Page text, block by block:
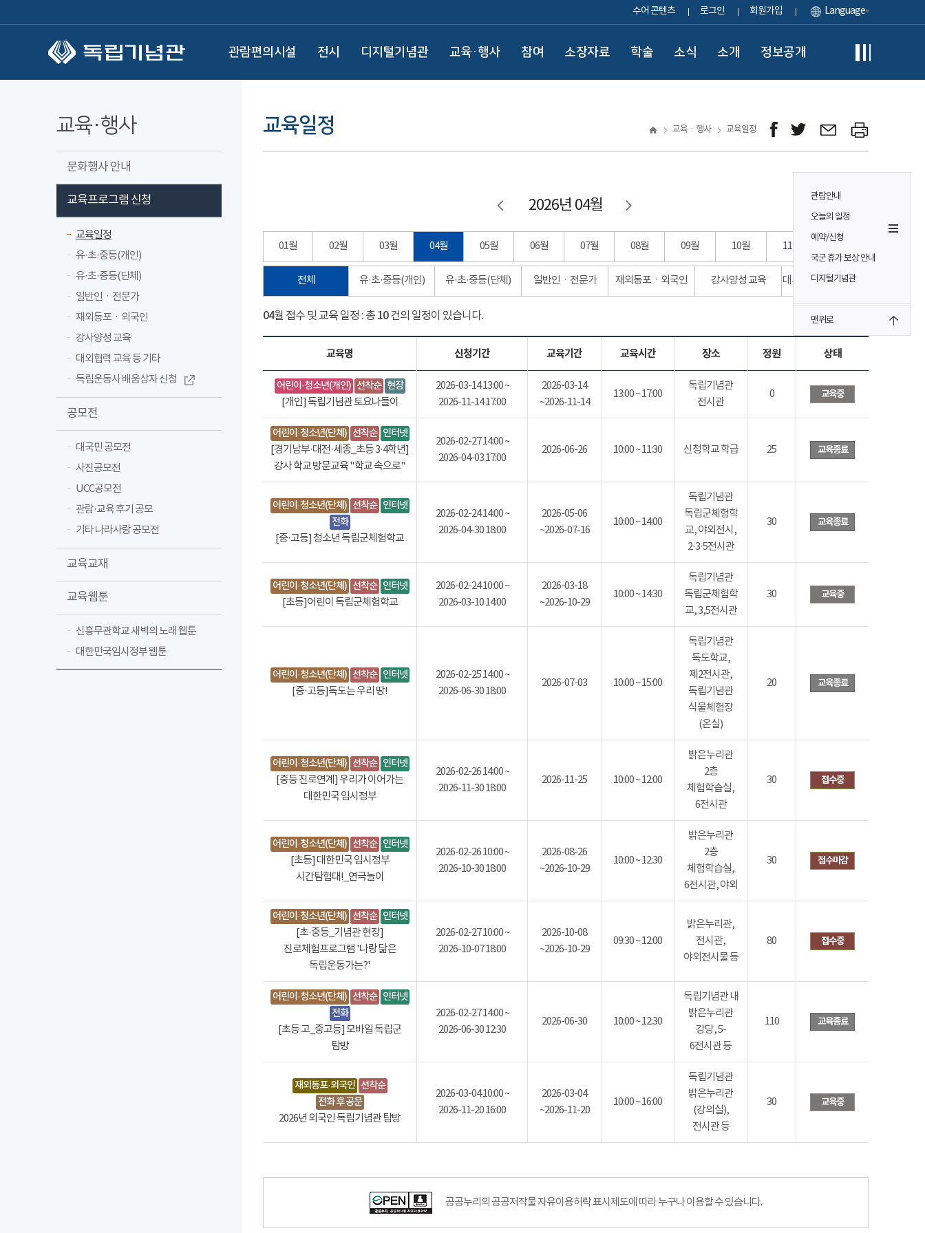
수어 콘텐츠 로그인 회원가입 Language
관람편의시설 전시 디지털기념관 교육·행사 참여 소장자료 학술 소식 소개 정보공개
관람안내
오늘의 일정
예약/신청
국군 휴가 보상 안내
디지털기념관
맨위로
교육·행사
문화행사 안내
교육프로그램 신청
교육일정
유·초·중등(개인)
유·초·중등(단체)
일반인ㆍ전문가
재외동포ㆍ외국인
강사양성 교육
대외협력 교육 등 기타
독립운동사 배움상자 신청
공모전
대국민 공모전
사진공모전
UCC공모전
관람·교육 후기 공모
기타 나라사랑 공모전
교육교재
교육웹툰
신흥무관학교 새벽의 노래 웹툰
대한민국임시정부 웹툰
교육일정 교육ㆍ행사 교육일정
2026년 04월
01월 02월 03월 04월 05월 06월 07월 08월 09월 10월 11월
전체 유·초·중등(개인) 유·초·중등(단체) 일반인ㆍ전문가 재외동포ㆍ외국인 강사양성 교육 대외협력 교육 등 기타
04월 접수 및 교육 일정 : 총 10건의 일정이 있습니다.
교육명 신청기간 교육기간 교육시간 장소 정원 상태
어린이·청소년(개인) 선착순 현장
[개인] 독립기념관 토요나들이
2026-03-14 13:00 ~
2026-11-14 17:00
2026-03-14
~2026-11-14
13:00 ~ 17:00
독립기념관
전시관
0 교육중
어린이·청소년(단체) 선착순 인터넷
[경기남부·대전·세종_초등 3·4학년]
강사 학교 방문교육 "학교 속으로"
2026-02-27 14:00 ~
2026-04-03 17:00
2026-06-26 10:00 ~ 11:30 신청학교 학급 25 교육종료
어린이·청소년(단체) 선착순 인터넷
전화
[중·고등] 청소년 독립군체험학교
2026-02-24 14:00 ~
2026-04-30 18:00
2026-05-06
~2026-07-16
10:00 ~ 14:00
독립기념관
독립군체험학
교, 야외전시,
2·3·5전시관
30 교육종료
어린이·청소년(단체) 선착순 인터넷
[초등]어린이 독립군체험학교
2026-02-24 10:00 ~
2026-03-10 14:00
2026-03-18
~2026-10-29
10:00 ~ 14:30
독립기념관
독립군체험학
교, 3,5전시관
30 교육중
어린이·청소년(단체) 선착순 인터넷
[중·고등]독도는 우리 땅!
2026-02-25 14:00 ~
2026-06-30 18:00
2026-07-03 10:00 ~ 15:00
독립기념관
독도학교,
제2전시관,
독립기념관
식물체험장
(온실)
20 교육종료
어린이·청소년(단체) 선착순 인터넷
[중등 진로연계] 우리가 이어가는
대한민국 임시정부
2026-02-26 14:00 ~
2026-11-30 18:00
2026-11-25 10:00 ~ 12:00
밝은누리관
2층
체험학습실,
6전시관
30 접수중
어린이·청소년(단체) 선착순 인터넷
[초등] 대한민국 임시정부
시간탐험대!_연극놀이
2026-02-26 10:00 ~
2026-10-30 18:00
2026-08-26
~2026-10-29
10:00 ~ 12:30
밝은누리관
2층
체험학습실,
6전시관, 야외
30 접수마감
어린이·청소년(단체) 선착순 인터넷
[초·중등_기념관 현장]
진로체험프로그램 '나랑 닮은
독립운동가는?'
2026-02-27 10:00 ~
2026-10-07 18:00
2026-10-08
~2026-10-29
09:30 ~ 12:00
밝은누리관,
전시관,
야외전시물 등
80 접수중
어린이·청소년(단체) 선착순 인터넷
전화
[초등 고_중고등] 모바일 독립군
탐방
2026-02-27 14:00 ~
2026-06-30 12:30
2026-06-30 10:00 ~ 12:30
독립기념관 내
밝은누리관
강당, 5-
6전시관 등
110 교육종료
재외동포·외국인 선착순
전화 후 공문
2026년 외국인 독립기념관 탐방
2026-03-04 10:00 ~
2026-11-20 16:00
2026-03-04
~2026-11-20
10:00 ~ 16:00
독립기념관
밝은누리관
(강의실),
전시관 등
30 교육중
공공누리의 공공저작물 자유이용허락 표시제도에 따라 누구나 이용할 수 있습니다.